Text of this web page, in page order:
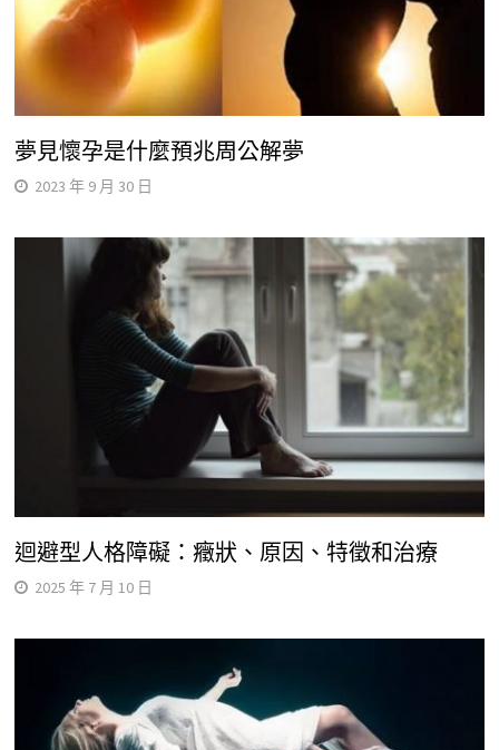
夢見懷孕是什麼預兆周公解夢
2023 年 9 月 30 日
迴避型人格障礙：癥狀、原因、特徵和治療
2025 年 7 月 10 日